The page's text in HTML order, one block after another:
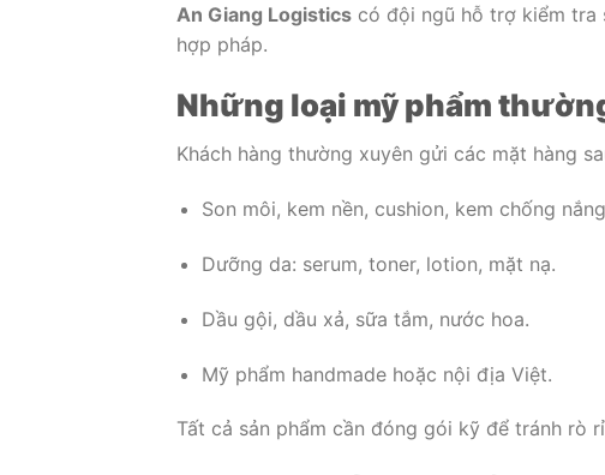
An Giang Logistics có đội ngũ hỗ trợ kiểm tra
hợp pháp.
Những loại mỹ phẩm
Khách hàng thường xuyên gửi các mặt hàng
Son môi, kem nền, cushion, kem chống
Dưỡng da: serum, toner, lotion, mặt nạ.
Dầu gội, dầu xả, sữa tắm, nước hoa.
Mỹ phẩm handmade hoặc nội địa Việt.
Tất cả sản phẩm cần đóng gói kỹ để tránh rò